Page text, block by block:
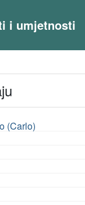
i umjetnosti
(Carlo)